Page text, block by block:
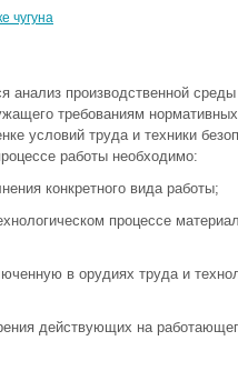
чугуна
анализ производственной
требованиям
условий труда и техники
работы необходимо:
конкретного вида работы;
процессе
в орудиях труда и
действующих на